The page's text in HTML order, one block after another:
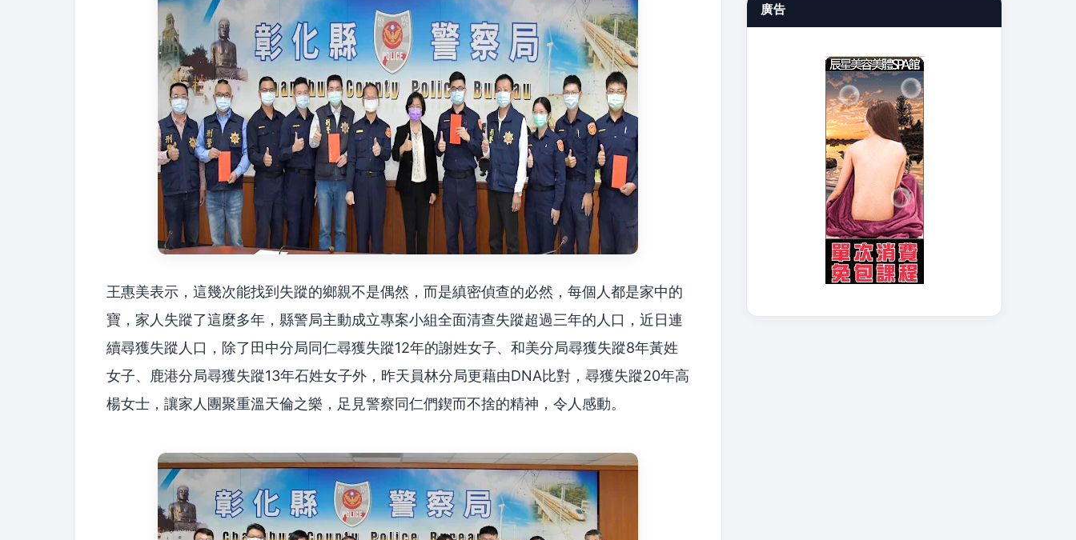
王惠美表示，這幾次能找到失蹤的鄉親不是偶然，而是縝密偵查的必然，每個人都是家中的
寶，家人失蹤了這麼多年，縣警局主動成立專案小組全面清查失蹤超過三年的人口，近日連
續尋獲失蹤人口，除了田中分局同仁尋獲失蹤12年的謝姓女子、和美分局尋獲失蹤8年黃姓
女子、鹿港分局尋獲失蹤13年石姓女子外，昨天員林分局更藉由DNA比對，尋獲失蹤20年高
楊女士，讓家人團聚重溫天倫之樂，足見警察同仁們鍥而不捨的精神，令人感動。
廣告